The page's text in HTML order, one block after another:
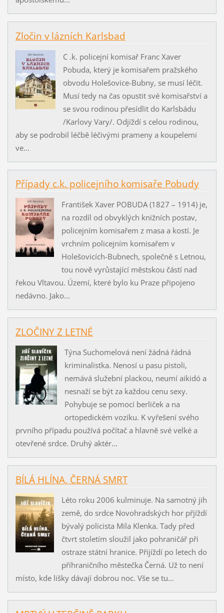
Zločin v lázních Karlsbad
C .k. policejní komisař Franc Xaver
Pobuda, který je komisařem pražského
obvodu Holešovice-Bubny, se musí léčit.
Musí tedy na čas opustit své komisařství a
se svou rodinou přesídlit do Karlsbádu
/Karlovy Vary/. Odjíždí s celou rodinou,
aby se podrobil léčbě léčivými prameny a koupelemi
ve...
Případy c.k. policejního komisaře Pobudy
František Xaver POBUDA (1827 – 1914) je,
na rozdíl od obvyklých knižních postav,
policejním komisařem z masa a kostí. Je
vrchním policejním komisařem v
Holešovicích-Bubnech, společně s Letnou,
tou nově vyrůstající městskou částí nad
řekou Vltavou. Území, které bylo ku Praze připojeno
nedávno. Jako...
ZLOČINY Z LETNÉ
Týna Suchomelová není žádná řádná
kriminalistka. Nenosí u pasu pistoli,
nemává služební plackou, neumí aikidó a
nesnaží se být za každou cenu sexy.
Pohybuje se pomocí berliček a na
ortopedickém vozíku. K vyřešení svého
prvního případu používá počítač a hlavně své velké a
otevřené srdce. Druhý aktér...
BÍLÁ HLÍNA, ČERNÁ SMRT
Léto roku 2006 kulminuje. Na samotný jih
země, do srdce Novohradských hor přjíždí
bývalý policista Mila Klenka. Tady před
čtvrt stoletím sloužil jako pohraničář při
ostraze státní hranice. Přijíždí po letech do
příhraničního městečka Černá. Už to není
místo, kde lišky dávají dobrou noc. Vše se tu...